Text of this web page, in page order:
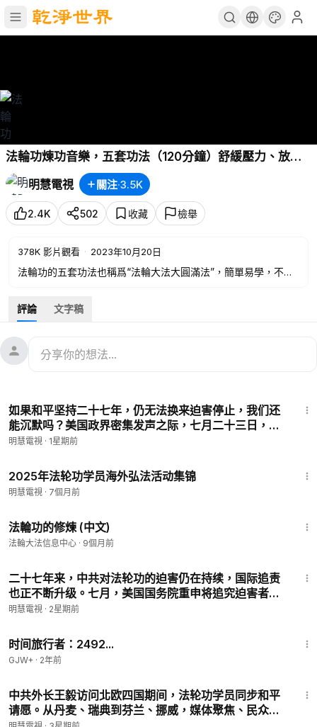
法輪功煉功音樂，五套功法（120分鐘）舒緩壓力、放鬆
身心有奇效。有時間多煉，沒時間少煉，最好每天煉煉。
功法演示：海外法輪功學員。附免費教功視頻鏈接
明慧電視 關注·3.5K
2.4K 502 收藏 檢舉
378K 影片觀看 · 2023年10月20日
法輪功的五套功法也稱爲“法輪大法大圓滿法”，簡單易學，不帶
學習的間隙、工作之餘都可以煉功。
00:00 第一套功法：佛展千手法
09:13
01:00:32 第五套功法：神通加持法
02:00:41 明慧網網址
eo-audio.html?v=bks04
評論 文字稿
如果和平坚持二十七年，仍无法换来迫害停止，我们还
能沉默吗？美国政界密集发声之际，七月二十三日，两
千多名法轮功学员齐聚华盛顿，以集会、游行及烛光悼
害。
明慧電視 · 1星期前
2025年法轮功学员海外弘法活动集锦
明慧電視 · 7個月前
法輪功的修煉 (中文)
法輪大法信息中心 · 9個月前
二十七年来，中共对法轮功的迫害仍在持续，国际追责
也正不断升级。七月，美国国务院重申将追究迫害者责
任，国会两党议员接连发声谴责，并推动相关法案，以
明慧電視 · 2星期前
时间旅行者：2492...
GJW+ · 2年前
中共外长王毅访问北欧四国期间，法轮功学员同步和平
请愿。从丹麦、瑞典到芬兰、挪威，媒体聚焦、民众声